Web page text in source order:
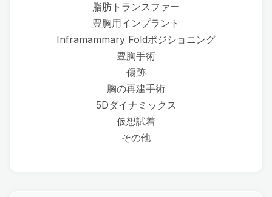
脂肪トランスファー
豊胸用インプラント
Inframammary Foldポジショニング
豊胸手術
傷跡
胸の再建手術
5Dダイナミックス
仮想試着
その他